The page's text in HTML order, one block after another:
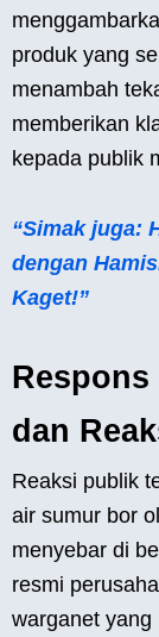
produk yang
menambah
memberikan
kepada publik
“Simak juga:
dengan
Kaget!”
Respons
dan
Reaksi publik
air sumur bor
menyebar di
resmi
warganet yang